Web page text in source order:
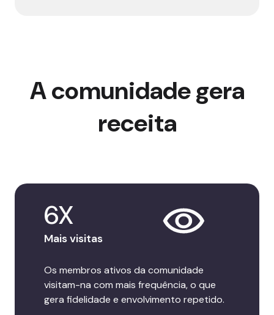
A comunidade gera
receita
6X
Mais visitas
Os membros ativos da comunidade
visitam-na com mais frequência, o que
gera fidelidade e envolvimento repetido.